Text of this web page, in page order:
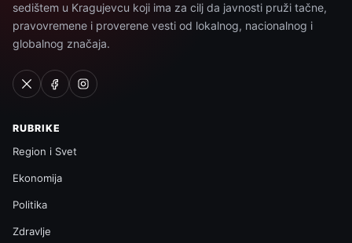
sedištem u Kragujevcu koji ima za cilj da javnosti pruži tačne,
pravovremene i proverene vesti od lokalnog, nacionalnog i
globalnog značaja.
RUBRIKE
Region i Svet
Ekonomija
Politika
Zdravlje